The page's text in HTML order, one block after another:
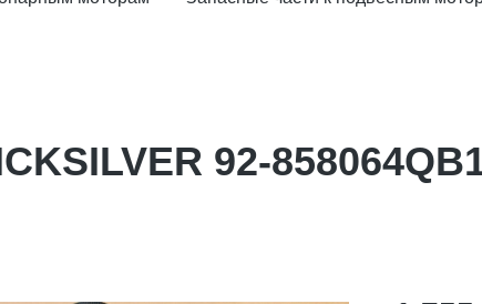
92-